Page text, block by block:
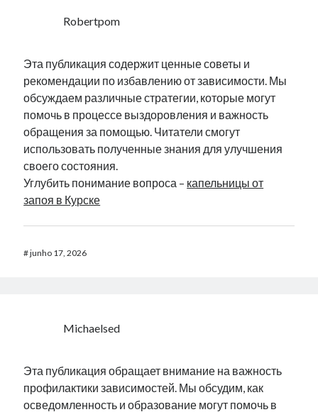
Robertpom
Эта публикация содержит ценные советы и
рекомендации по избавлению от зависимости. Мы
обсуждаем различные стратегии, которые могут
помочь в процессе выздоровления и важность
обращения за помощью. Читатели смогут
использовать полученные знания для улучшения
своего состояния.
Углубить понимание вопроса – капельницы от
запоя в Курске
#junho 17, 2026
Michaelsed
Эта публикация обращает внимание на важность
профилактики зависимостей. Мы обсудим, как
осведомленность и образование могут помочь в